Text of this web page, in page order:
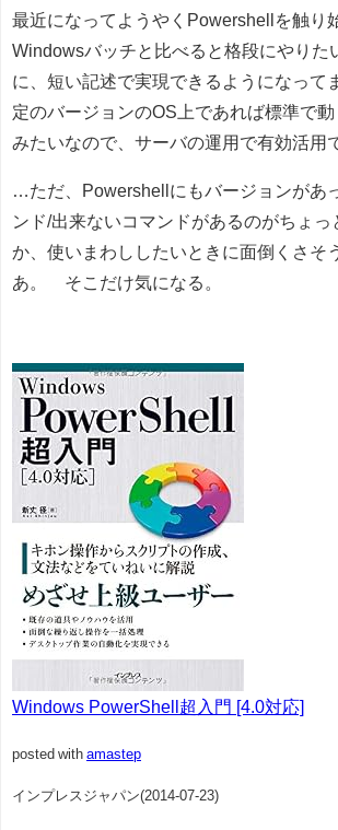
最近になってようやくPowershellを触り
Windowsバッチと比べると格段にやりた
に、短い記述で実現できるようになっ
定のバージョンのOS上であれば標準で
みたいなので、サーバの運用で有効活用
…ただ、Powershellにもバージョンがあ
ンド/出来ないコマンドがあるのがちょっ
か、使いまわししたいときに面倒くさそ
あ。 そこだけ気になる。
Windows PowerShell超入門 [4.0対応]
posted with amastep
インプレスジャパン(2014-07-23)